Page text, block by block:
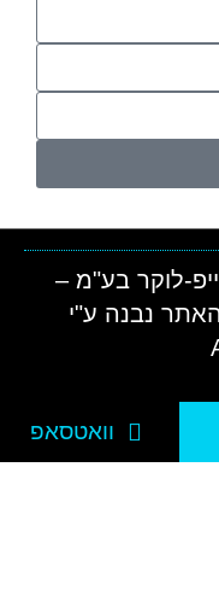
לוקר בע"מ –
נבנה ע"י
וואטסאפ